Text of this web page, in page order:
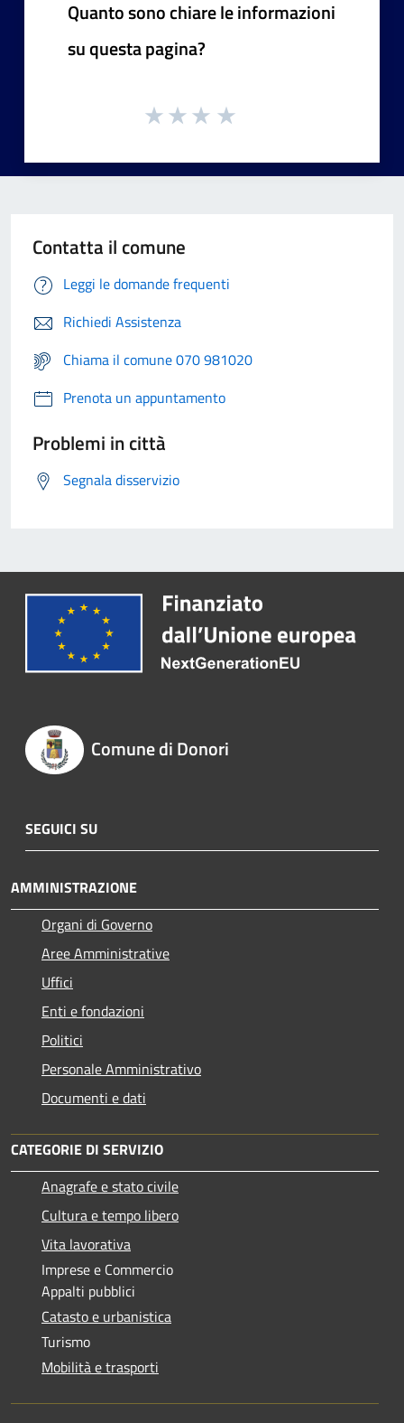
Quanto sono chiare le informazioni
su questa pagina?
Contatta il comune
Leggi le domande frequenti
Richiedi Assistenza
Chiama il comune 070 981020
Prenota un appuntamento
Problemi in città
Segnala disservizio
Comune di Donori
SEGUICI SU
AMMINISTRAZIONE
Organi di Governo
Aree Amministrative
Uffici
Enti e fondazioni
Politici
Personale Amministrativo
Documenti e dati
CATEGORIE DI SERVIZIO
Anagrafe e stato civile
Cultura e tempo libero
Vita lavorativa
Imprese e Commercio
Appalti pubblici
Catasto e urbanistica
Turismo
Mobilità e trasporti